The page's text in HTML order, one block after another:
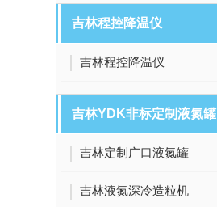
吉林程控降温仪
吉林程控降温仪
吉林YDK非标定制液氮罐
吉林定制广口液氮罐
吉林液氮深冷造粒机